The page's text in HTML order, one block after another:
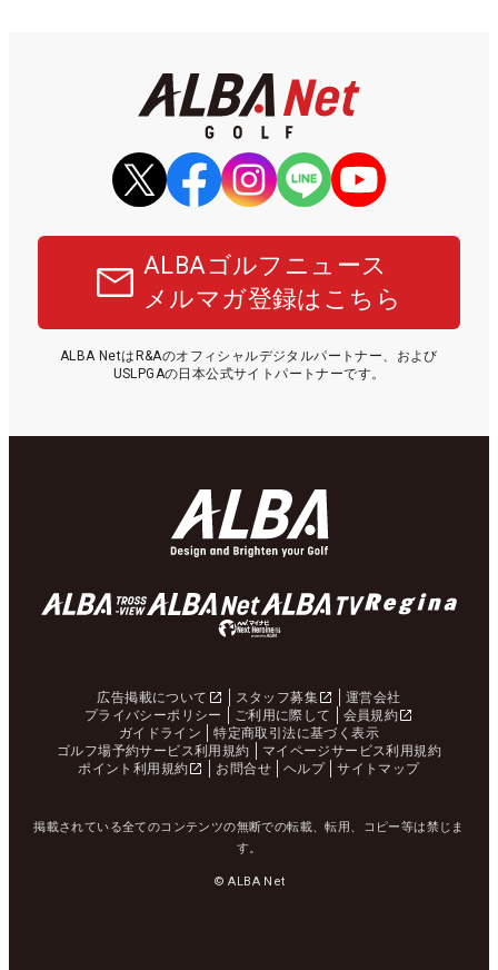
ALBAゴルフニュース
メルマガ登録はこちら
ALBA NetはR&Aのオフィシャルデジタルパートナー、および
USLPGAの日本公式サイトパートナーです。
広告掲載について スタッフ募集
運営会社
プライバシーポリシー
ご利用に際して
会員規約
ガイドライン
特定商取引法に基づく表示
ゴルフ場予約サービス利用規約
マイページサービス利用規約
ポイント利用規約
お問合せ ヘルプ サイトマップ
掲載されている全てのコンテンツの無断での転載、転用、コピー等は禁じま
す。
© ALBA Net